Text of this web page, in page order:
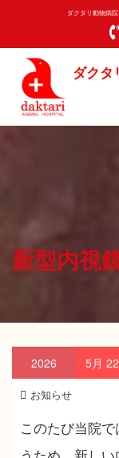
ダクタリ動物病
ダクタ
新型内視
2026 5月
お知らせ
このたび当院